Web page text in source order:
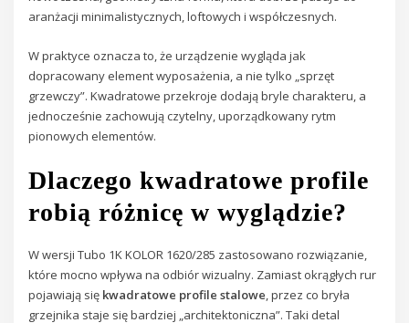
aranżacji minimalistycznych, loftowych i współczesnych.
W praktyce oznacza to, że urządzenie wygląda jak
dopracowany element wyposażenia, a nie tylko „sprzęt
grzewczy”. Kwadratowe przekroje dodają bryle charakteru, a
jednocześnie zachowują czytelny, uporządkowany rytm
pionowych elementów.
Dlaczego kwadratowe profile
robią różnicę w wyglądzie?
W wersji Tubo 1K KOLOR 1620/285 zastosowano rozwiązanie,
które mocno wpływa na odbiór wizualny. Zamiast okrągłych rur
pojawiają się kwadratowe profile stalowe, przez co bryła
grzejnika staje się bardziej „architektoniczna”. Taki detal